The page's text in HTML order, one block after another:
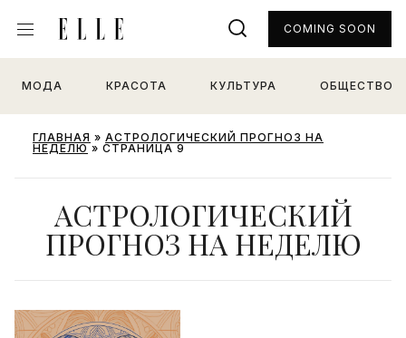
МОДА КРАСОТА КУЛЬТУРА ОБЩЕСТВО
COMING SOON
ГЛАВНАЯ » АСТРОЛОГИЧЕСКИЙ ПРОГНОЗ НА
НЕДЕЛЮ » СТРАНИЦА 9
АСТРОЛОГИЧЕСКИЙ
ПРОГНОЗ НА НЕДЕЛЮ